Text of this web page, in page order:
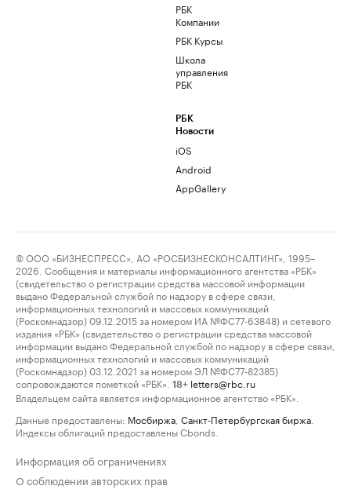
РБК
Компании
РБК Курсы
Школа
управления
РБК
РБК
Новости
iOS
Android
AppGallery
© ООО «БИЗНЕСПРЕСС», АО «РОСБИЗНЕСКОНСАЛТИНГ», 1995–
2026. Сообщения и материалы информационного агентства «РБК»
(свидетельство о регистрации средства массовой информации
выдано Федеральной службой по надзору в сфере связи,
информационных технологий и массовых коммуникаций
(Роскомнадзор) 09.12.2015 за номером ИА №ФС77-63848) и сетевого
издания «РБК» (свидетельство о регистрации средства массовой
информации выдано Федеральной службой по надзору в сфере связи,
информационных технологий и массовых коммуникаций
(Роскомнадзор) 03.12.2021 за номером ЭЛ №ФС77-82385)
сопровождаются пометкой «РБК».
18+ letters@rbc.ru
Владельцем сайта является информационное агентство «РБК».
Данные предоставлены: Мосбиржа Санкт-Петербургская биржа
Индексы облигаций предоставлены Cbonds.
Информация об ограничениях
О соблюдении авторских прав